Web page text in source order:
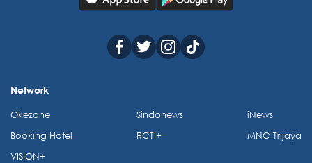
Network
Okezone
Booking Hotel
VISION+
Sindonews
RCTI+
iNews
MNC Trijaya